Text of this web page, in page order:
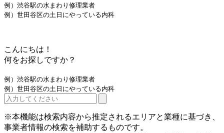
例）渋谷駅の水まわり修理業者
例）世田谷区の土日にやっている内科
こんにちは！
何をお探しですか？
例）渋谷駅の水まわり修理業者
例）世田谷区の土日にやっている内科
※本機能は検索内容から推定されるエリアと業種に基づき、
事業者情報の検索を補助するものです。